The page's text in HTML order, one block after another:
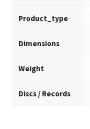
Product_type
Dimensions
Weight
Discs / Records